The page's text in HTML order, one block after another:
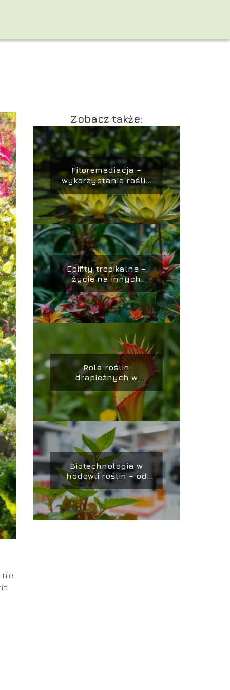
nie
Zobacz także:
Fitoremediacja –
wykorzystanie roślin
do oczyszczania
gleby i wody
Epifity tropikalne –
życie na innych
roślinach bez
wyrządzania im
szkody
Rola roślin
drapieżnych w
przyrodzie – pułapki i
strategie łowieckie
Biotechnologia w
hodowli roślin – od
GMO do CRISPR/Cas9